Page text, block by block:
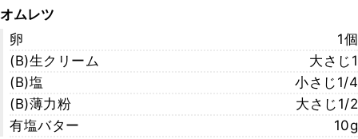
オムレツ
卵
1個
(B)生クリーム
大さじ1
(B)塩
小さじ1/4
(B)薄力粉
大さじ1/2
有塩バター
10g